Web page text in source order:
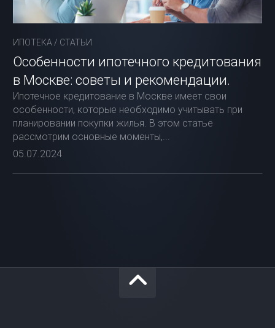
ИПОТЕКА / СТАТЬИ
Особенности ипотечного кредитования
в Москве: советы и рекомендации.
Ипотечное кредитование в Москве имеет свои
особенности, которые необходимо учитывать при
планировании покупки жилья. В этом статье
рассмотрим основные моменты,...
05.07.2024